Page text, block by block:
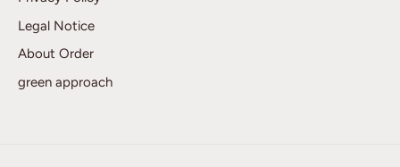
Legal Notice
About Order
green approach